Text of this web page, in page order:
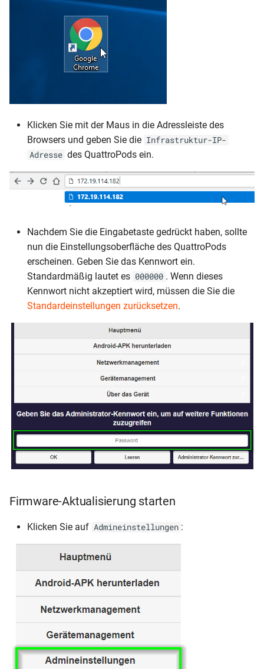
Klicken Sie mit der Maus in die Adressleiste des
Browsers und geben Sie die Infrastruktur-IP-
Adresse des QuattroPods ein.
Nachdem Sie die Eingabetaste gedrückt haben, sollte
nun die Einstellungsoberfläche des QuattroPods
erscheinen. Geben Sie das Kennwort ein.
Standardmäßig lautet es 000000 . Wenn dieses
Kennwort nicht akzeptiert wird, müssen die Sie die
Standardeinstellungen zurücksetzen.
Firmware-Aktualisierung starten
Klicken Sie auf Admineinstellungen :